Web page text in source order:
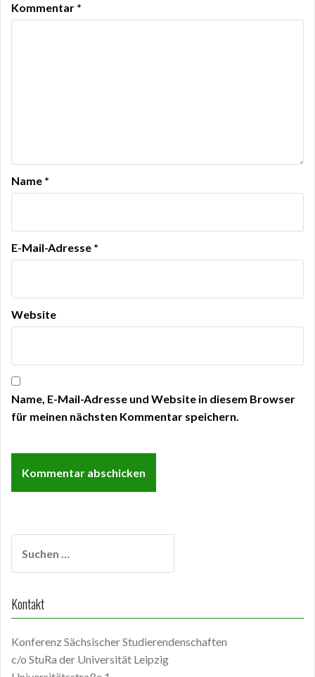
Kommentar *
Name *
E-Mail-Adresse *
Website
Name, E-Mail-Adresse und Website in diesem Browser
für meinen nächsten Kommentar speichern.
nach:
Kontakt
Konferenz Sächsischer Studierendenschaften
c/o StuRa der Universität Leipzig